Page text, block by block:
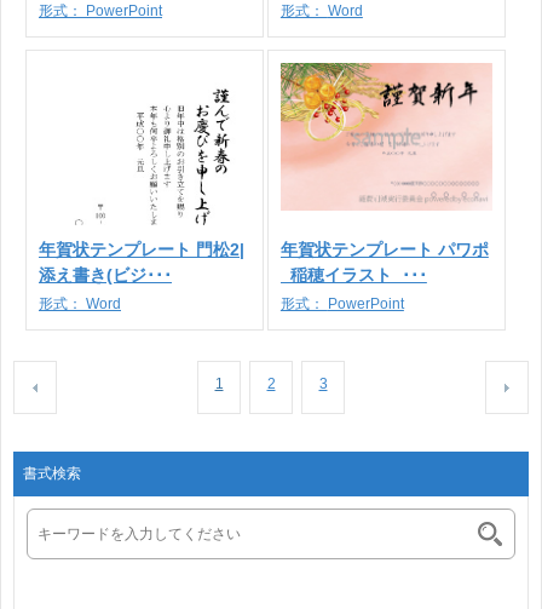
形式： PowerPoint 形式： Word
年賀状テンプレート 門松2|
添え書き(ビジ･･･
形式： Word
年賀状テンプレート パワポ
_稲穂イラスト_･･･
形式： PowerPoint
1 2 3
書式検索